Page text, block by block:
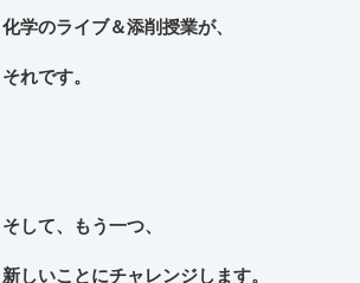
化学のライブ＆添削授業が、
それです。
そして、もう一つ、
新しいことにチャレンジします。